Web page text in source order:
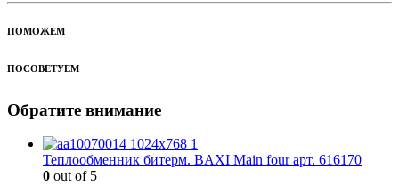
ПОМОЖЕМ
ПОСОВЕТУЕМ
Обратите внимание
Теплообменник битерм. BAXI Main four арт. 616170
0 out of 5